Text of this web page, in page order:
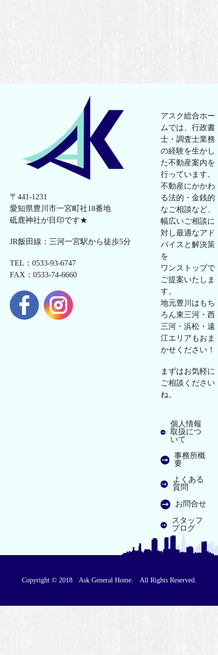
〒441-1231
愛知県豊川市一宮町社18番地
砥鹿神社が目印です★
JR飯田線：三河一宮駅から徒歩5分
TEL：0533-93-6747
FAX：0533-74-6660
アスク総合ホー
ムでは、行政書
士・調査士業務
の経験を生かし
た不動産案内を
行っています。
不動産にかかわ
る法的・金銭的
なご相談など、
幅広いご相談に
対し最適なアド
バイスと解決策
を
ワンストップで
ご提案いたしま
す。
地元豊川はもち
ろん東三河・西
三河・浜松・遠
江エリアもおま
かせください！
まずはお気軽に
ご相談ください
ね。
個人情報
取扱につ
いて
事務所概
要
よくある
質問
お問合せ
スタッフ
ブログ
Copyright © 2018 Ask General Home. All Rights Reserved.